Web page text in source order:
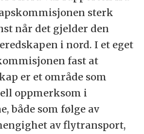
sterk
når det gjelder den
i nord. I et eget
fast at
er et område som
oppmerksom i
både som følge av
av flytransport,